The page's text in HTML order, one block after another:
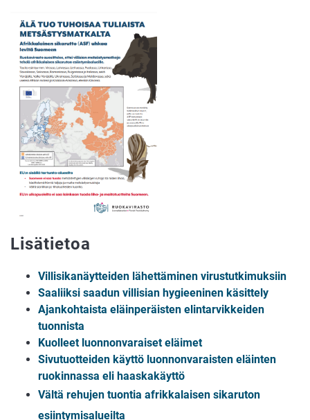
Lisätietoa
Villisikanäytteiden lähettäminen virustutkimuksiin
Saaliiksi saadun villisian hygieeninen käsittely
Ajankohtaista eläinperäisten elintarvikkeiden
tuonnista
Kuolleet luonnonvaraiset eläimet
Sivutuotteiden käyttö luonnonvaraisten eläinten
ruokinnassa eli haaskakäyttö
Vältä rehujen tuontia afrikkalaisen sikaruton
esiintymisalueilta